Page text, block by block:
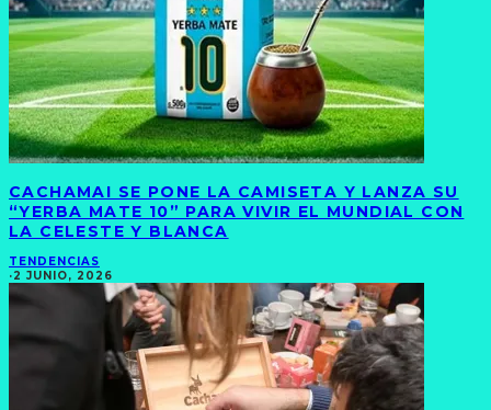
CACHAMAI SE PONE LA CAMISETA Y LANZA SU
“YERBA MATE 10” PARA VIVIR EL MUNDIAL CON
LA CELESTE Y BLANCA
TENDENCIAS
·2 JUNIO, 2026